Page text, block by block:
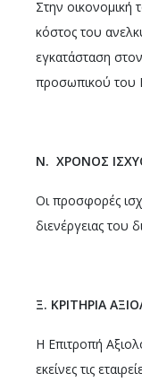
Στην οικονομική
κόστος του
εγκατάσταση
προσωπικού του
Ν. ΧΡΟΝΟΣ
Οι προσφορές
διενέργειας του
Ξ. ΚΡΙΤΗΡΙΑ
Η Επιτροπή
εκείνες τις